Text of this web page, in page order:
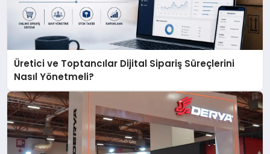
Üretici ve Toptancılar Dijital Sipariş Süreçlerini
Nasıl Yönetmeli?